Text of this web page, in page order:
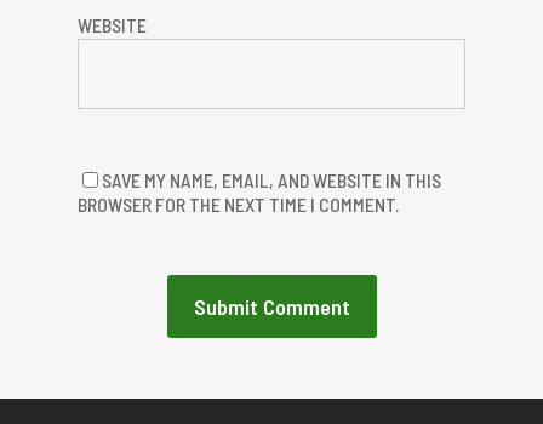
WEBSITE
SAVE MY NAME, EMAIL, AND WEBSITE IN THIS
BROWSER FOR THE NEXT TIME I COMMENT.